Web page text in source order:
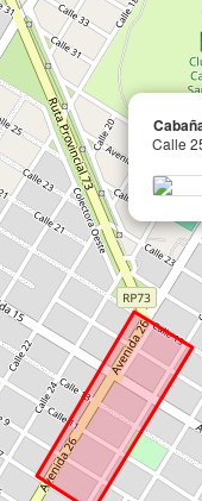
Calle